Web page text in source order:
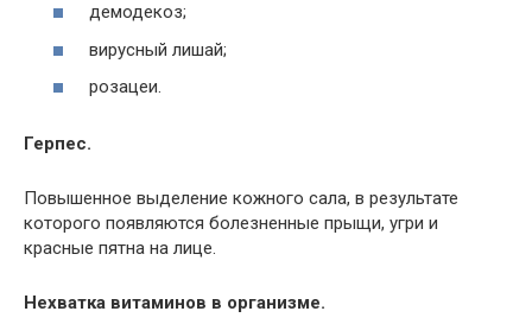
демодекоз;
вирусный лишай;
розацеи.
Герпес.
Повышенное выделение кожного сала, в результате
которого появляются болезненные прыщи, угри и
красные пятна на лице.
Нехватка витаминов в организме.